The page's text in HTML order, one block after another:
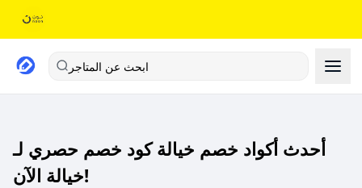
ابحث عن المتاجر
أحدث أكواد خصم خيالة كود خصم حصري لـ
خيالة الآن!